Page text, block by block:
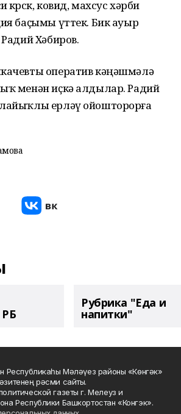
ковид, махсус хәрби
баҫымы үттек. Бик ауыр
Хәбиров.
оператив кәңәшмәлә
менән иҫкә алдылар. Радий
ерләү ойошторорға
Рубрика "Еда и
напитки"
Республикаһы Мәләүез районы «Көнгәк»
рәсми сайты.
газеты г. Мелеуз и
Республики Башкортостан «Конгэк».